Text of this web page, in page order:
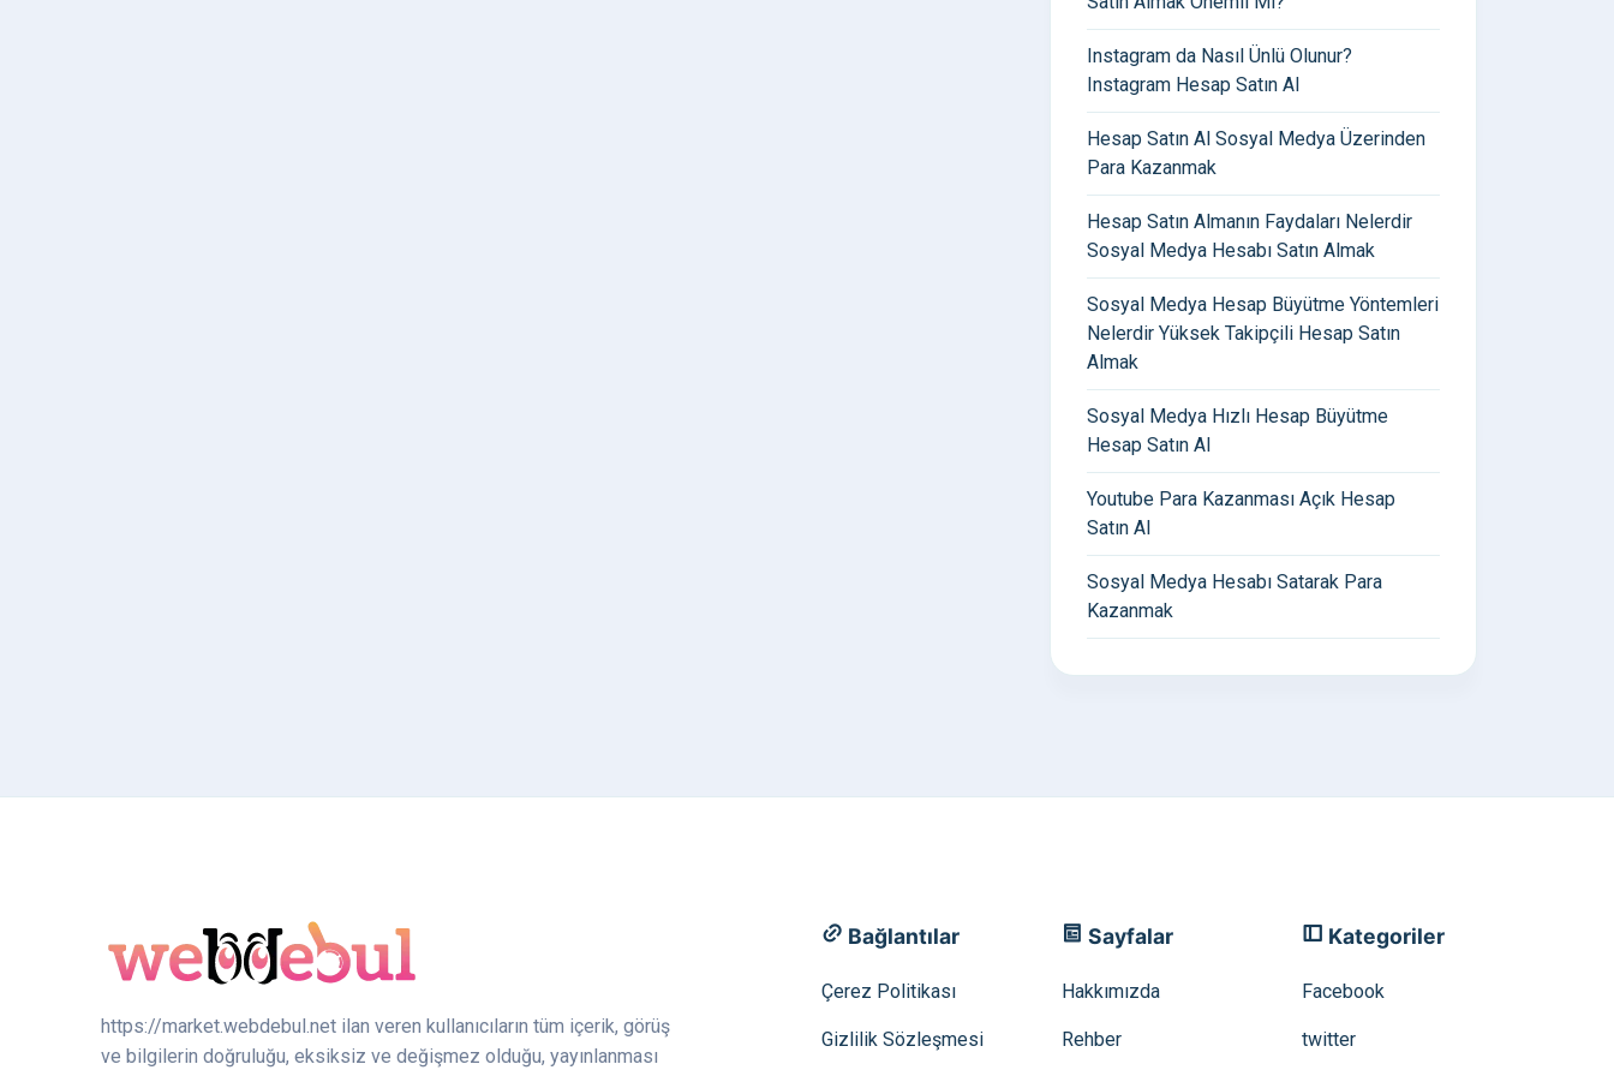
Instagram da Nasıl Ünlü Olunur?
Instagram Hesap Satın Al
Hesap Satın Al Sosyal Medya Üzerinden
Para Kazanmak
Hesap Satın Almanın Faydaları Nelerdir
Sosyal Medya Hesabı Satın Almak
Sosyal Medya Hesap Büyütme Yöntemleri
Nelerdir Yüksek Takipçili Hesap Satın
Almak
Sosyal Medya Hızlı Hesap Büyütme
Hesap Satın Al
Youtube Para Kazanması Açık Hesap
Satın Al
Sosyal Medya Hesabı Satarak Para
Kazanmak
https://market.webdebul.net ilan veren kullanıcıların tüm içerik, görüş
ve bilgilerin doğruluğu, eksiksiz ve değişmez olduğu, yayınlanması
Bağlantılar
Çerez Politikası
Gizlilik Sözleşmesi
Sayfalar
Hakkımızda
Rehber
Kategoriler
Facebook
twitter